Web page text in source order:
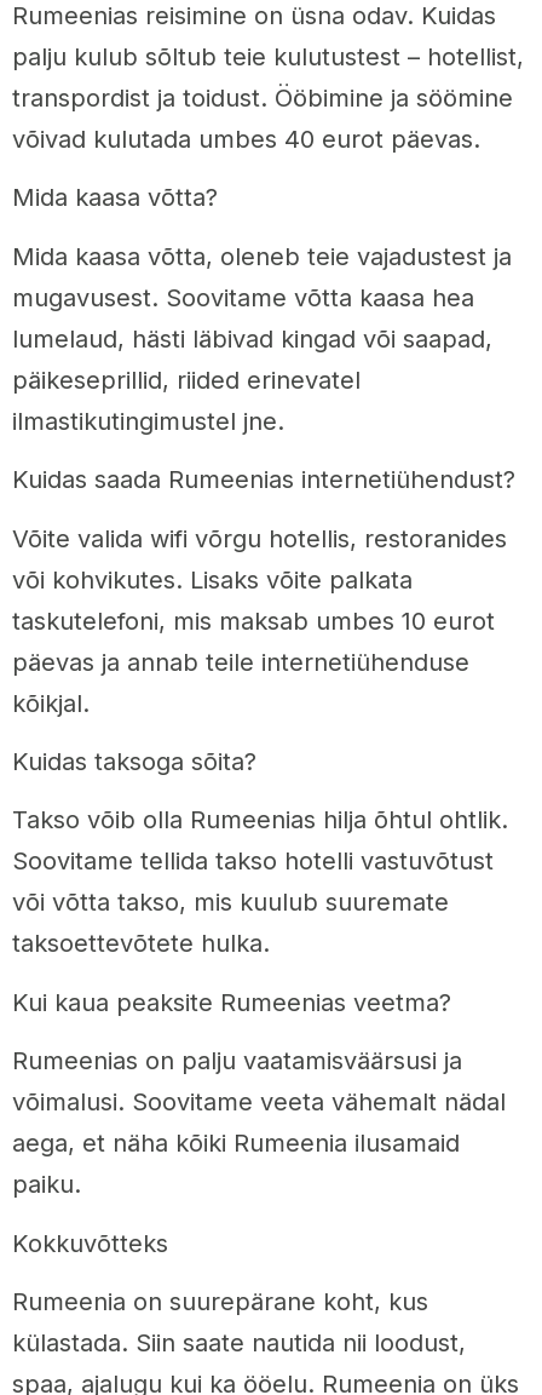
Rumeenias reisimine on üsna odav. Kuidas
palju kulub sõltub teie kulutustest – hotellist,
transpordist ja toidust. Ööbimine ja söömine
võivad kulutada umbes 40 eurot päevas.
Mida kaasa võtta?
Mida kaasa võtta, oleneb teie vajadustest ja
mugavusest. Soovitame võtta kaasa hea
lumelaud, hästi läbivad kingad või saapad,
päikeseprillid, riided erinevatel
ilmastikutingimustel jne.
Kuidas saada Rumeenias internetiühendust?
Võite valida wifi võrgu hotellis, restoranides
või kohvikutes. Lisaks võite palkata
taskutelefoni, mis maksab umbes 10 eurot
päevas ja annab teile internetiühenduse
kõikjal.
Kuidas taksoga sõita?
Takso võib olla Rumeenias hilja õhtul ohtlik.
Soovitame tellida takso hotelli vastuvõtust
või võtta takso, mis kuulub suuremate
taksoettevõtete hulka.
Kui kaua peaksite Rumeenias veetma?
Rumeenias on palju vaatamisväärsusi ja
võimalusi. Soovitame veeta vähemalt nädal
aega, et näha kõiki Rumeenia ilusamaid
paiku.
Kokkuvõtteks
Rumeenia on suurepärane koht, kus
külastada. Siin saate nautida nii loodust,
spaa, ajalugu kui ka ööelu. Rumeenia on üks